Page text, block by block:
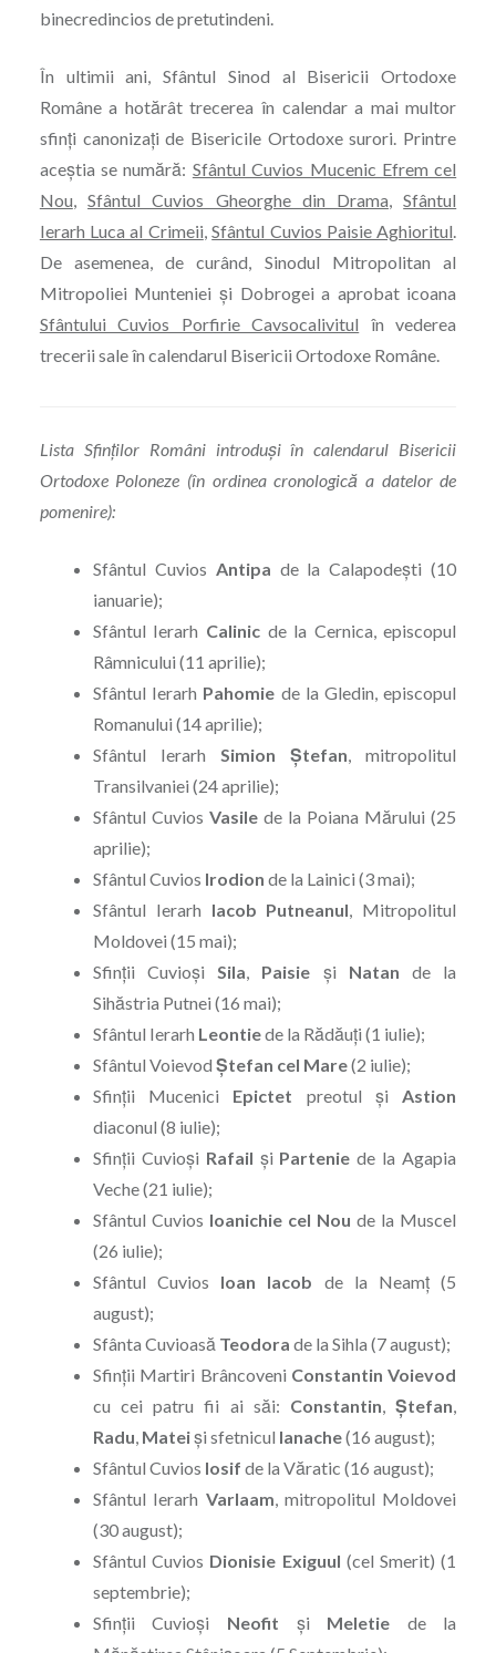
binecredincios de pretutindeni.
În ultimii ani, Sfântul Sinod al Bisericii Ortodoxe
Române a hotărât trecerea în calendar a mai multor
sfinţi canonizaţi de Bisericile Ortodoxe surori. Printre
aceştia se numără: Sfântul Cuvios Mucenic Efrem cel
Nou,Sfântul Cuvios Gheorghe din Drama,Sfântul
Ierarh Luca al Crimeii,Sfântul Cuvios Paisie Aghioritul.
De asemenea, de curând, Sinodul Mitropolitan al
Mitropoliei Munteniei şi Dobrogei a aprobat icoana
Sfântului Cuvios Porfirie Cavsocalivitul în vederea
trecerii sale în calendarul Bisericii Ortodoxe Române.
Lista Sfinţilor Români introduşi în calendarul Bisericii
Ortodoxe Poloneze (în ordinea cronologică a datelor de
pomenire):
Sfântul Cuvios Antipa de la Calapodeşti (10
ianuarie);
Sfântul Ierarh Calinicde la Cernica, episcopul
Râmnicului (11 aprilie);
Sfântul Ierarh Pahomie de la Gledin, episcopul
Romanului (14 aprilie);
Sfântul Ierarh Simion Ştefan, mitropolitul
Transilvaniei (24 aprilie);
Sfântul Cuvios Vasilede la Poiana Mărului (25
aprilie);
Sfântul Cuvios Irodion de la Lainici (3 mai);
Sfântul Ierarh Iacob Putneanul, Mitropolitul
Moldovei (15 mai);
Sfinții CuvioșiSila, Paisie și Natan de la
Sihăstria Putnei (16 mai);
Sfântul Ierarh Leontiede la Rădăuţi (1 iulie);
Sfântul Voievod Ştefan cel Mare(2 iulie);
Sfinţii Mucenici Epictet preotul şiAstion
diaconul (8 iulie);
Sfinţii Cuvioşi Rafail şi Partenie de la Agapia
Veche (21 iulie);
Sfântul Cuvios Ioanichie cel Nou de la Muscel
(26 iulie);
Sfântul Cuvios Ioan Iacob de la Neamţ (5
august);
Sfânta Cuvioasă Teodora de la Sihla (7 august);
Sfinţii Martiri Brâncoveni Constantin Voievod
cu cei patru fii ai săi: Constantin,Ştefan,
Radu, Mateişi sfetnicul Ianache(16 august);
Sfântul Cuvios Iosif de la Văratic (16 august);
Sfântul Ierarh Varlaam, mitropolitul Moldovei
(30 august);
Sfântul Cuvios Dionisie Exiguul (cel Smerit) (1
septembrie);
Sfinții Cuvioși Neofit și Meletie de la